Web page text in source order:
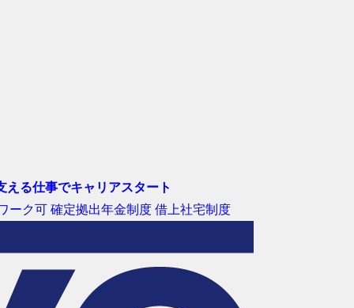
る仕事でキャリアスタート
ーク可 確定拠出年金制度 借上社宅制度